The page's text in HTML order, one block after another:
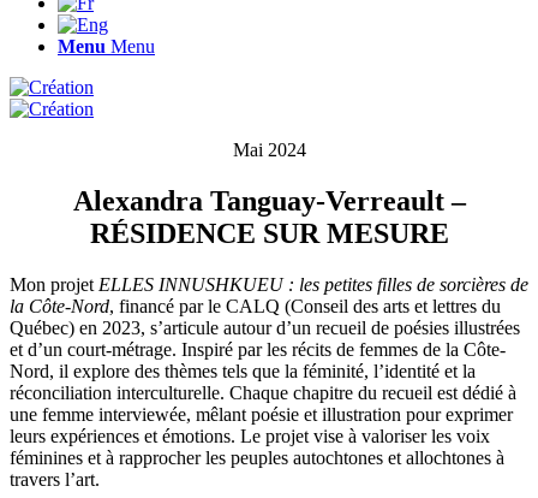
Menu Menu
Mai 2024
Alexandra Tanguay-Verreault –
RÉSIDENCE SUR MESURE
Mon projet ELLES INNUSHKUEU : les petites filles de sorcières de
la Côte-Nord, financé par le CALQ (Conseil des arts et lettres du
Québec) en 2023, s’articule autour d’un recueil de poésies illustrées
et d’un court-métrage. Inspiré par les récits de femmes de la Côte-
Nord, il explore des thèmes tels que la féminité, l’identité et la
réconciliation interculturelle. Chaque chapitre du recueil est dédié à
une femme interviewée, mêlant poésie et illustration pour exprimer
leurs expériences et émotions. Le projet vise à valoriser les voix
féminines et à rapprocher les peuples autochtones et allochtones à
travers l’art.